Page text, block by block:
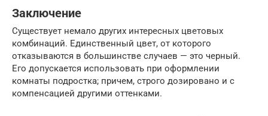
Заключение
Существует немало других интересных цветовых
комбинаций. Единственный цвет, от которого
отказываются в большинстве случаев — это черный.
Его допускается использовать при оформлении
комнаты подростка; причем, строго дозировано и с
компенсацией другими оттенками.